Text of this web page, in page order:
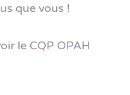
que vous !
le CQP OPAH